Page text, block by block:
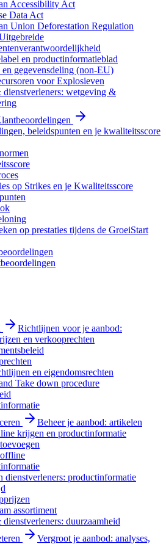
Accessibility Act
Data Act
Union Deforestation Regulation
en productinformatieblad
gegevensdeling (non-EU)
voor Explosieven
dienstverleners: wetgeving &
beleidspunten en je kwaliteitsscore
op Strikes en je Kwaliteitsscore
op prestaties tijdens de GroeiStart
Richtlijnen voor je aanbod:
en verkooprechten
en eigendomsrechten
Take down procedure
Beheer je aanbod: artikelen
krijgen en productinformatie
dienstverleners: productinformatie
assortiment
duurzaamheid
Vergroot je aanbod: analyses,